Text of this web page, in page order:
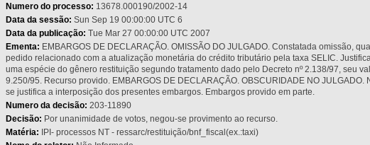
Numero do processo: 13678.000190/2002-14
Data da sessão: Sun Sep 19 00:00:00 UTC 6
Data da publicação: Tue Mar 27 00:00:00 UTC 2007
Ementa: EMBARGOS DE DECLARAÇÃO. OMISSÃO DO JULGADO. Constatada omissão,
pedido relacionado com a atualização monetária do crédito tributário pela taxa SELIC.
uma espécie do gênero restituição segundo tratamento dado pelo Decreto nº 2.138/97, seu
9.250/95. Recurso provido. EMBARGOS DE DECLARAÇÃO. OBSCURIDADE NO
se justifica a interposição dos presentes embargos. Embargos provido em parte.
Numero da decisão: 203-11890
Decisão: Por unanimidade de votos, negou-se provimento ao recurso.
Matéria: IPI- processos NT - ressarc/restituição/bnf_fiscal(ex.:taxi)